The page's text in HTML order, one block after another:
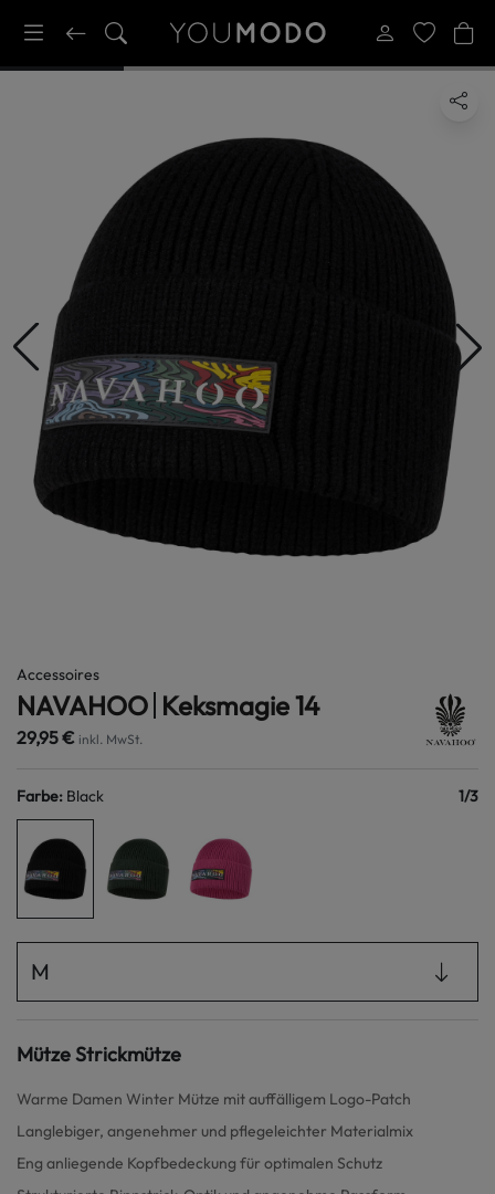
Accessoires
NAVAHOO Keksmagie 14
29,95 € inkl. MwSt.
Farbe: Black 1/3
M
Mütze Strickmütze
Warme Damen Winter Mütze mit auffälligem Logo-Patch
Langlebiger, angenehmer und pflegeleichter Materialmix
Eng anliegende Kopfbedeckung für optimalen Schutz